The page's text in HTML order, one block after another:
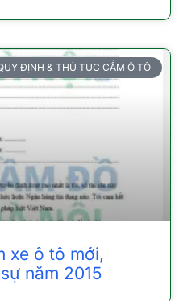
ĐỊNH & THỦ TỤC CẦM Ô TÔ
xe ô tô mới,
năm 2015